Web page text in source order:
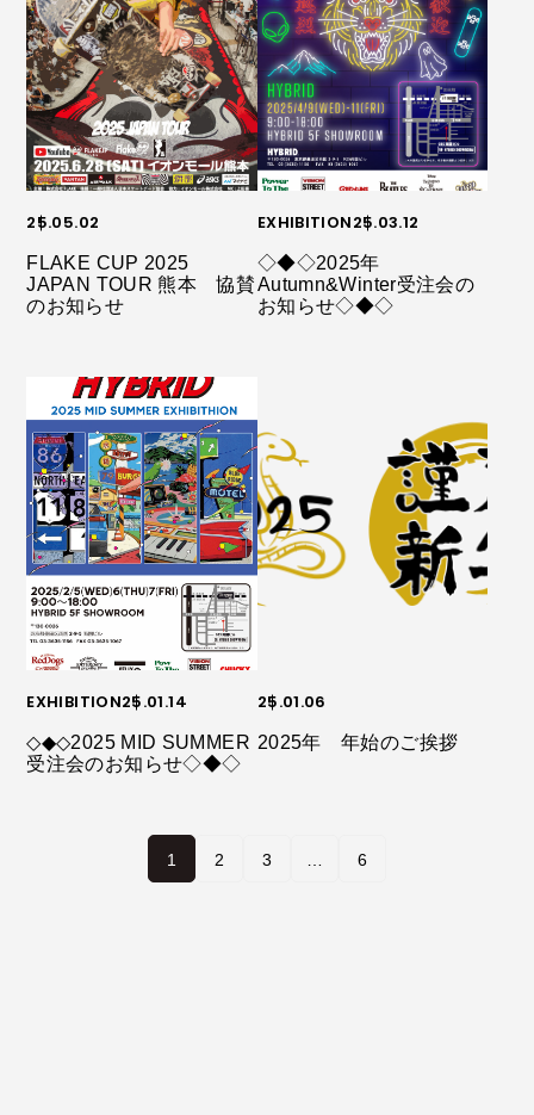
25.05.02
FLAKE CUP 2025
JAPAN TOUR 熊本 協賛
のお知らせ
EXHIBITION25.03.12
◇◆◇2025年
Autumn&Winter受注会の
お知らせ◇◆◇
EXHIBITION25.01.14
◇◆◇2025 MID SUMMER
受注会のお知らせ◇◆◇
25.01.06
2025年 年始のご挨拶
1 2 3 6